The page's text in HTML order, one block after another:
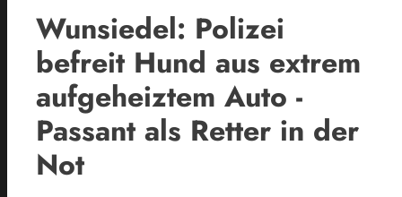
Wunsiedel: Polizei
befreit Hund aus extrem
aufgeheiztem Auto -
Passant als Retter in der
Not